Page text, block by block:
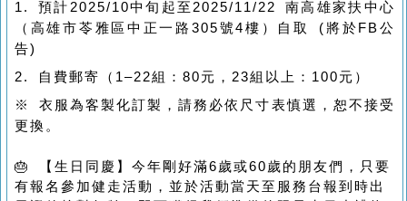
1. 預計2025/10中旬起至2025/11/22 南高雄家扶中心
（高雄市苓雅區中正一路305號4樓）自取 (將於FB公
告)
2. 自費郵寄（1–22組：80元，23組以上：100元）
※ 衣服為客製化訂製，請務必依尺寸表慎選，恕不接受
更換。
🎂 【生日同慶】今年剛好滿6歲或60歲的朋友們，只要
有報名參加健走活動，並於活動當天至服務台報到時出